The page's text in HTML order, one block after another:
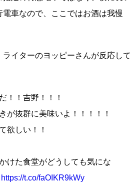
車なので、ここではお酒は我慢
イターのヨッピーさんが反応して
！！吉野！！！
が抜群に美味いよ！！！！！
欲しい！！
けた食堂がどうしても気にな
https://t.co/faOIKR9kWy